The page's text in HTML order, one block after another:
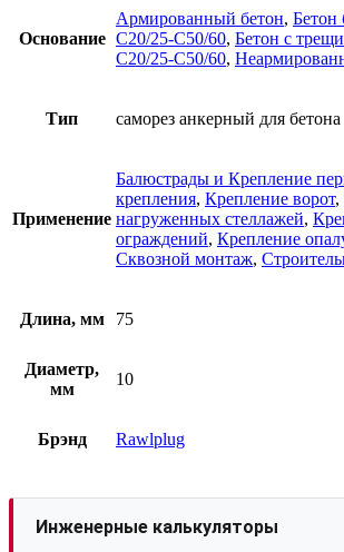
Основание
Армированный бетон, Бетон
C20/25-C50/60, Бетон с
C20/25-C50/60,
Тип саморез анкерный для бетона
Применение
Балюстрады и Крепление
крепления, Крепление ворот,
нагруженных стеллажей,
ограждений, Крепление
Сквозной монтаж,
Длина, мм 75
Диаметр,
мм
10
Брэнд Rawlplug
Инженерные калькуляторы